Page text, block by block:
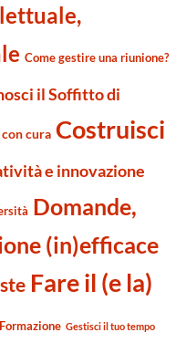
Come gestire una riunione?
il Soffitto di
cura Costruisci
e innovazione
Domande,
(in)efficace
Fare il (e la)
Formazione Gestisci il tuo tempo